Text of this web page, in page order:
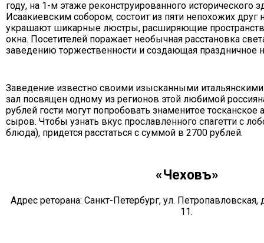
году, на 1-м этаже реконструированного исторического
Исаакиевским собором, состоит из пяти непохожих друг
украшают шикарные люстры, расширяющие
окна. Посетителей поражает необычная расстановка
заведению торжественности и создающая праздничное
Заведение известно своими изысканными
зал посвящен одному из регионов этой любимой
рублей гости могут попробовать знаменитое тосканское
сыров. Чтобы узнать вкус прославленного спагетти с
блюда), придется расстаться с суммой в 2700 рублей.
«Чеховъ»
Адрес реторана: Санкт-Петербург, ул. Петропавловская,
11.